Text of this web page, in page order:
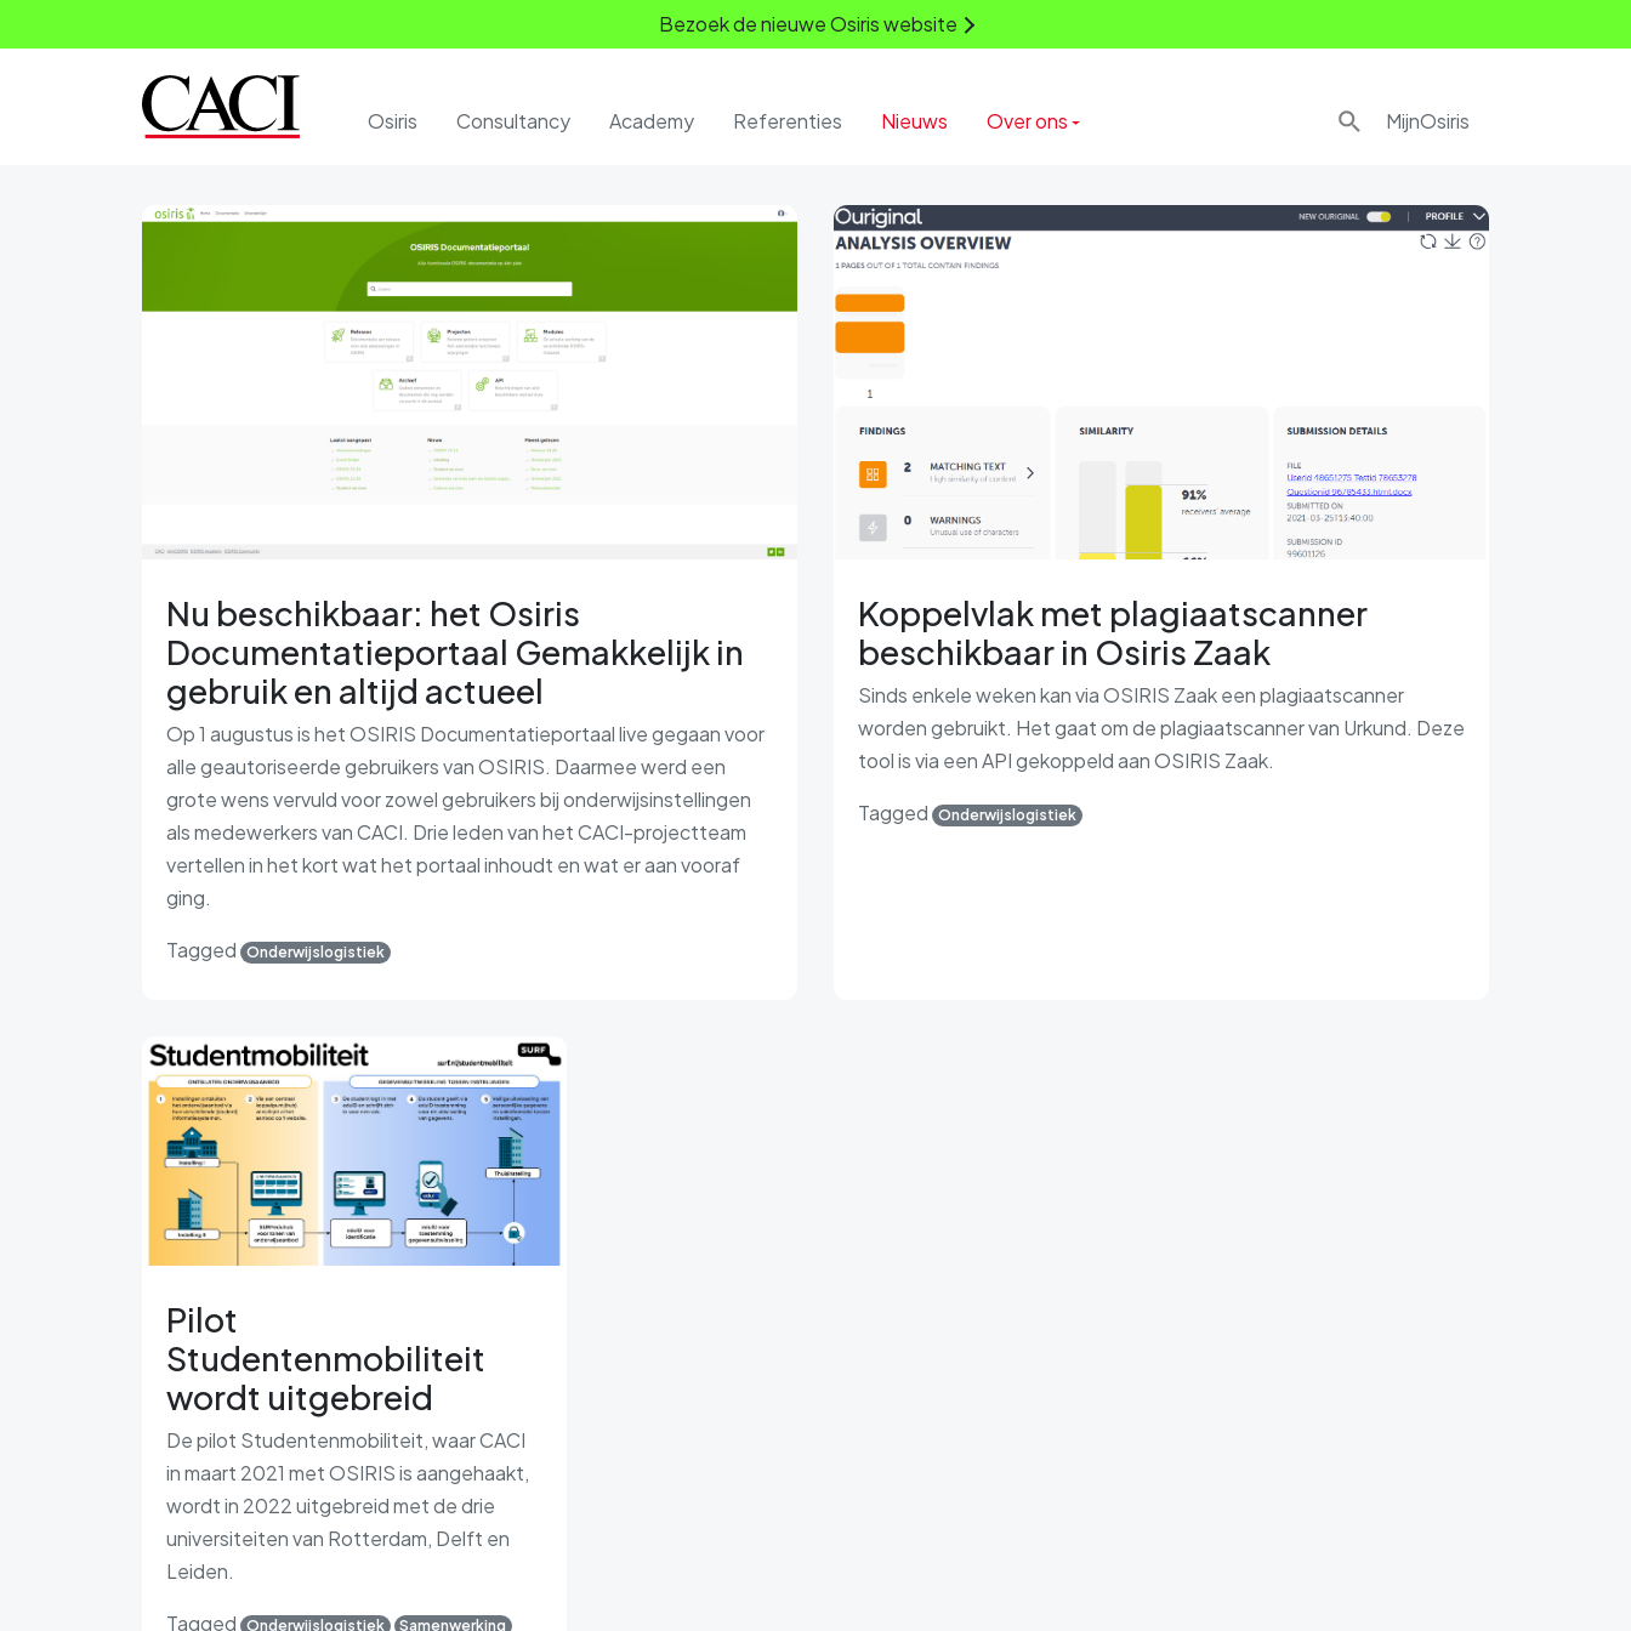
Bezoek de nieuwe Osiris website
MijnOsiris
Osiris Consultancy Academy Referenties Nieuws Over ons
Nu beschikbaar: het Osiris
Documentatieportaal Gemakkelijk in
gebruik en altijd actueel
Op 1 augustus is het OSIRIS Documentatieportaal live gegaan voor
alle geautoriseerde gebruikers van OSIRIS. Daarmee werd een
grote wens vervuld voor zowel gebruikers bij onderwijsinstellingen
als medewerkers van CACI. Drie leden van het CACI-projectteam
vertellen in het kort wat het portaal inhoudt en wat er aan vooraf
ging.
Tagged Onderwijslogistiek
Koppelvlak met plagiaatscanner
beschikbaar in Osiris Zaak
Sinds enkele weken kan via OSIRIS Zaak een plagiaatscanner
worden gebruikt. Het gaat om de plagiaatscanner van Urkund. Deze
tool is via een API gekoppeld aan OSIRIS Zaak.
Tagged Onderwijslogistiek
Pilot
Studentenmobiliteit
wordt uitgebreid
De pilot Studentenmobiliteit, waar CACI
in maart 2021 met OSIRIS is aangehaakt,
wordt in 2022 uitgebreid met de drie
universiteiten van Rotterdam, Delft en
Leiden.
Tagged Onderwijslogistiek Samenwerking